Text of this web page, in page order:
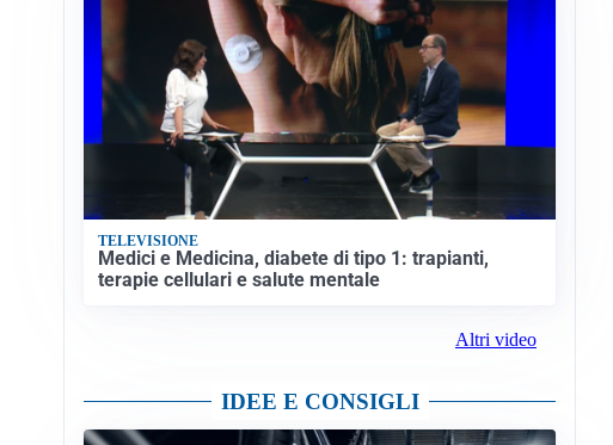
TELEVISIONE
Medici e Medicina, diabete di tipo 1: trapianti,
terapie cellulari e salute mentale
Altri video
IDEE E CONSIGLI